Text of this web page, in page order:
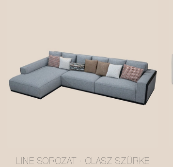
LINE SOROZAT · OLASZ SZÜRKE